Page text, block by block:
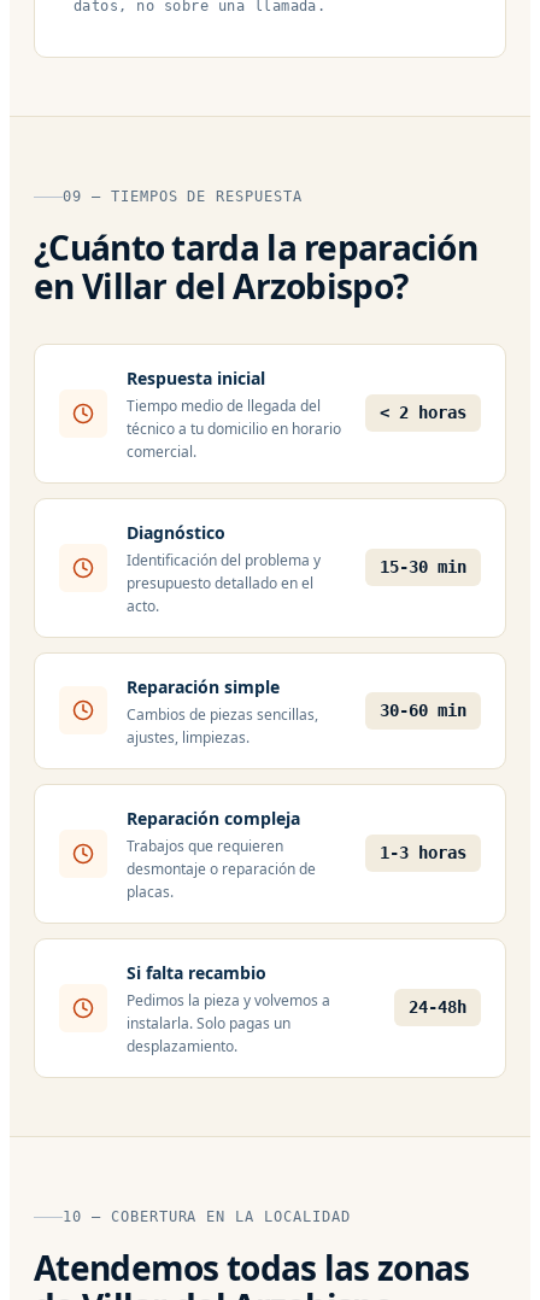
datos, no sobre una llamada.
09 — TIEMPOS DE RESPUESTA
¿Cuánto tarda la reparación
en Villar del Arzobispo?
Respuesta inicial
Tiempo medio de llegada del
técnico a tu domicilio en horario
comercial.
< 2 horas
Diagnóstico
Identificación del problema y
presupuesto detallado en el
acto.
15-30 min
Reparación simple
Cambios de piezas sencillas,
ajustes, limpiezas.
30-60 min
Reparación compleja
Trabajos que requieren
desmontaje o reparación de
placas.
1-3 horas
Si falta recambio
Pedimos la pieza y volvemos a
instalarla. Solo pagas un
desplazamiento.
24-48h
10 — COBERTURA EN LA LOCALIDAD
Atendemos todas las zonas